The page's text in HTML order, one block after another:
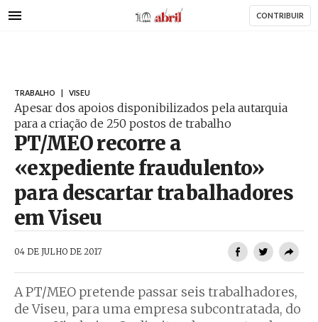
para
AbrilAbril CONTRIBUIR
TRABALHO VISEU
Apesar dos apoios disponibilizados pela autarquia
para a criação de 250 postos de trabalho
PT/MEO recorre a
«expediente fraudulento»
para descartar trabalhadores
em Viseu
04 DE JULHO DE 2017
A PT/MEO pretende passar seis trabalhadores,
de Viseu, para uma empresa subcontratada, do